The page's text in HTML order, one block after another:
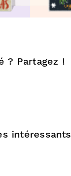
? Partagez !
intéressants